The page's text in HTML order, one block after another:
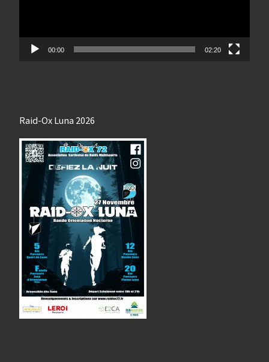
00:00 02:20
Raid-Ox Luna 2026